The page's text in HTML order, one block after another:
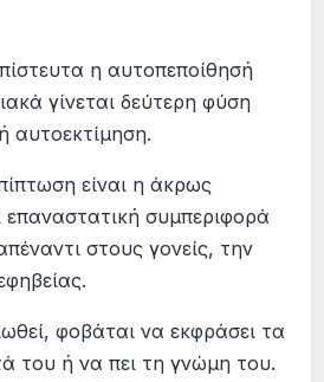
η αυτοπεποίθησή
γίνεται δεύτερη φύση
αυτοεκτίμηση.
είναι η άκρως
επαναστατική συμπεριφορά
στους γονείς, την
φοβάται να εκφράσει τα
του ή να πει τη γνώμη του.